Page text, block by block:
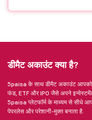
डीमैट अकाउंट क्या है?
5paisa के साथ डीमैट अकाउंट आपको
फंड, ETF और IPO जैसे अपने
5paisa प्लेटफॉर्म के माध्यम से सीधे
पेपरलेस और परेशानी-मुक्त बनाता है.